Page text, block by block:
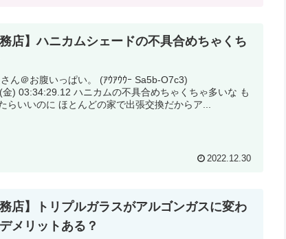
務店】ハニカムシェードの不具合めちゃくち
ん＠お腹いっぱい。 (ｱｳｱｳｳｰ Sa5b-O7c3)
ニカムの不具合めちゃくちゃ多いな も
う標準やめたらいいのに ほとんどの家で出張交換だからア...
2022.12.30
務店】トリプルガラスがアルゴンガスに変わ
メリットある？